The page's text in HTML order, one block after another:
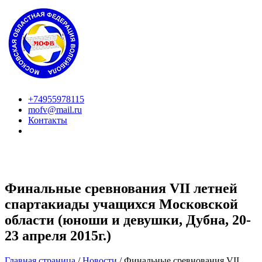
+74955978115
mofv@mail.ru
Контакты
Финальные сревнования VII летней
спартакиады учащихся Московской
области (юноши и девушки, Дубна, 20-
23 апреля 2015г.)